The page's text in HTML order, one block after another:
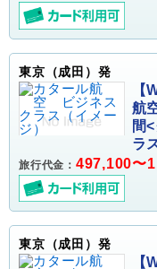
東京（成田）発
【
航
間
ラ
旅行代金： 497,100〜
東京（成田）発
【